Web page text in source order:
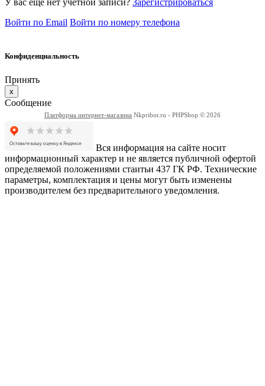
У вас еще нет учетной записи? Зарегистрироваться
Войти по Email Войти по номеру телефона
Конфиденциальность
Принять
x
Сообщение
Платформа интернет-магазина Nkpribor.ru - PHPShop © 2026
Вся информация на сайте носит
информационный характер и не является публичной офертой
определяемой положениями стаитьи 437 ГК РФ. Технические
параметры, комплектация и цены могут быть изменены
производителем без предварительного уведомления.